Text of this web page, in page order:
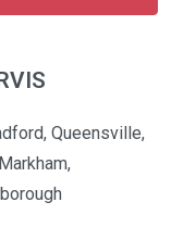
Queensville,